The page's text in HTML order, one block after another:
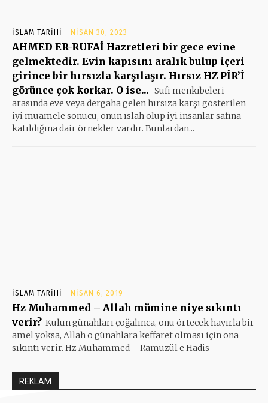
İSLAM TARIHI NISAN 30, 2023
AHMED ER-RUFAİ Hazretleri bir gece evine
gelmektedir. Evin kapısını aralık bulup içeri
girince bir hırsızla karşılaşır. Hırsız HZ PİR’İ
görünce çok korkar. O ise... Sufi menkıbeleri
arasında eve veya dergaha gelen hırsıza karşı gösterilen
iyi muamele sonucu, onun ıslah olup iyi insanlar safına
katıldığına dair örnekler vardır. Bunlardan...
İSLAM TARIHI NISAN 6, 2019
Hz Muhammed – Allah mümine niye sıkıntı
verir? Kulun günahları çoğalınca, onu örtecek hayırla bir
amel yoksa, Allah o günahlara keffaret olması için ona
sıkıntı verir. Hz Muhammed – Ramuzül e Hadis
REKLAM